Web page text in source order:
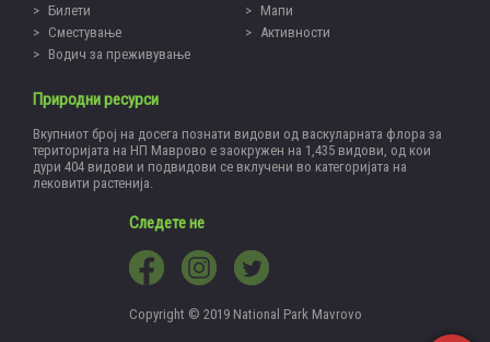
Билети
Мапи
Сместување
Активности
Водич за преживување
Природни ресурси
Вкупниот број на досега познати видови од васкуларната флора за
територијата на НП Маврово е заокружен на 1,435 видови, од кои
дури 404 видови и подвидови се вклучени во категоријата на
лековити растенија.
Следете не
Copyright © 2019 National Park Mavrovo